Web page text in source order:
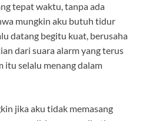
tepat waktu, tanpa ada
mungkin aku butuh tidur
datang begitu kuat, berusaha
dari suara alarm yang terus
itu selalu menang dalam
jika aku tidak memasang